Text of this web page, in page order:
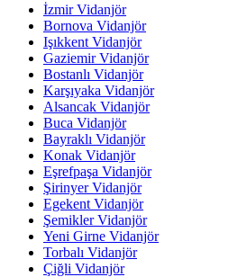
İzmir Vidanjör
Bornova Vidanjör
Işıkkent Vidanjör
Gaziemir Vidanjör
Bostanlı Vidanjör
Karşıyaka Vidanjör
Alsancak Vidanjör
Buca Vidanjör
Bayraklı Vidanjör
Konak Vidanjör
Eşrefpaşa Vidanjör
Şirinyer Vidanjör
Egekent Vidanjör
Şemikler Vidanjör
Yeni Girne Vidanjör
Torbalı Vidanjör
Çiğli Vidanjör